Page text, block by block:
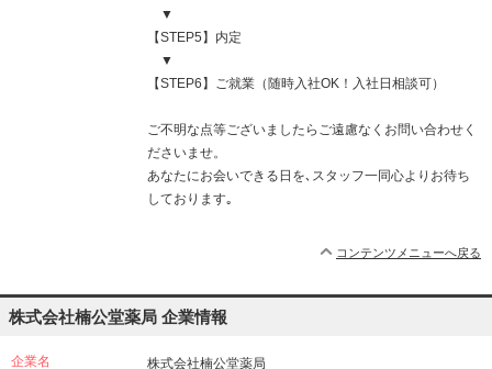
▼
【STEP5】内定
▼
【STEP6】ご就業（随時入社OK！入社日相談可）
ご不明な点等ございましたらご遠慮なくお問い合わせく
ださいませ。
あなたにお会いできる日を､スタッフ一同心よりお待ち
しております｡
コンテンツメニューへ戻る
株式会社楠公堂薬局 企業情報
企業名 株式会社楠公堂薬局